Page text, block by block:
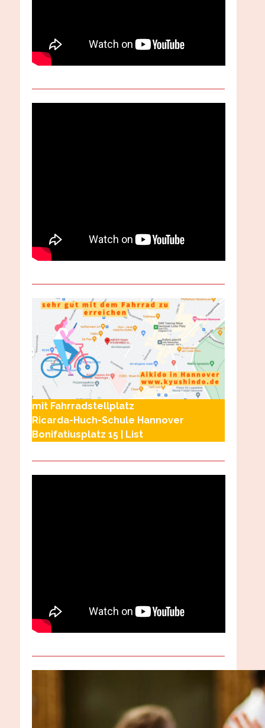
mit Fahrradstellplatz
Ricarda-Huch-Schule Hannover
Bonifatiusplatz 15 | List